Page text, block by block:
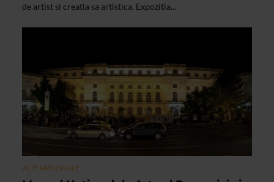
de artist si creatia sa artistica. Expozitia...
ALTE MATERIALE